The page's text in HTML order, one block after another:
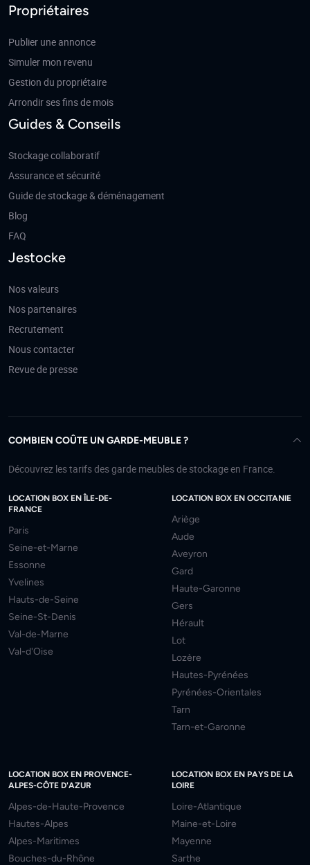
Propriétaires
Publier une annonce
Simuler mon revenu
Gestion du propriétaire
Arrondir ses fins de mois
Guides & Conseils
Stockage collaboratif
Assurance et sécurité
Guide de stockage & déménagement
Blog
FAQ
Jestocke
Nos valeurs
Nos partenaires
Recrutement
Nous contacter
Revue de presse
COMBIEN COÛTE UN GARDE-MEUBLE ?
Découvrez les tarifs des garde meubles de stockage en France.
LOCATION BOX EN ÎLE-DE-
FRANCE
Paris
Seine-et-Marne
Essonne
Yvelines
Hauts-de-Seine
Seine-St-Denis
Val-de-Marne
Val-d'Oise
LOCATION BOX EN OCCITANIE
Ariège
Aude
Aveyron
Gard
Haute-Garonne
Gers
Hérault
Lot
Lozère
Hautes-Pyrénées
Pyrénées-Orientales
Tarn
Tarn-et-Garonne
LOCATION BOX EN PROVENCE-
ALPES-CÔTE D'AZUR
Alpes-de-Haute-Provence
Hautes-Alpes
Alpes-Maritimes
Bouches-du-Rhône
LOCATION BOX EN PAYS DE LA
LOIRE
Loire-Atlantique
Maine-et-Loire
Mayenne
Sarthe